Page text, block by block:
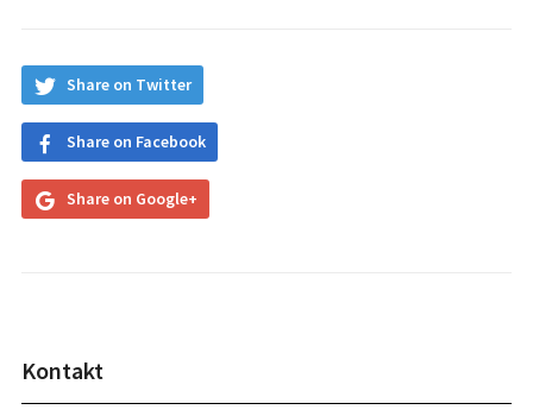
Share on Twitter
Share on Facebook
Share on Google+
Kontakt